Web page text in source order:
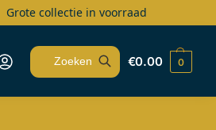
Grote collectie in voorraad
€0.00 0